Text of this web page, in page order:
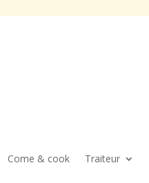
Come & cook Traiteur